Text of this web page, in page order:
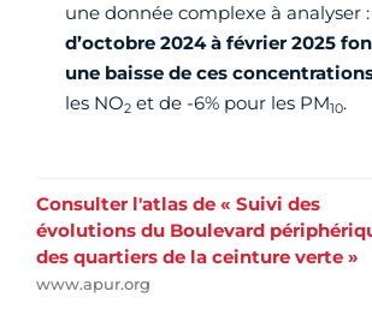
une donnée complexe à analyser :
d’octobre 2024 à février 2025
une baisse de ces
les NO2 et de -6% pour les PM10.
Consulter l'atlas de « Suivi des
évolutions du Boulevard
des quartiers de la ceinture verte »
www.apur.org